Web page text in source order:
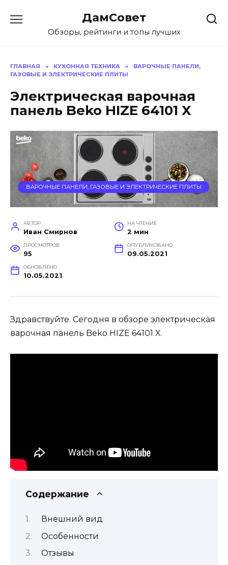
содержанию
ДамСовет
Обзоры, рейтинги и топы лучших
ГЛАВНАЯ » КУХОННАЯ ТЕХНИКА »
ВАРОЧНЫЕ ПАНЕЛИ,
ГАЗОВЫЕ И ЭЛЕКТРИЧЕСКИЕ ПЛИТЫ
Электрическая варочная
панель Beko HIZE 64101 X
ВАРОЧНЫЕ ПАНЕЛИ, ГАЗОВЫЕ И ЭЛЕКТРИЧЕСКИЕ ПЛИТЫ
АВТОР
Иван Смирнов
НА ЧТЕНИЕ
2 мин
ПРОСМОТРОВ
95
ОПУБЛИКОВАНО
09.05.2021
ОБНОВЛЕНО
10.05.2021
Здравствуйте. Сегодня в обзоре электрическая
варочная панель Beko HIZE 64101 X.
Содержание
Внешний вид
Особенности
Отзывы